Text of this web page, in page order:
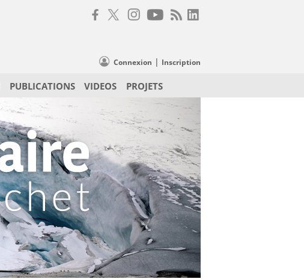
Connexion | Inscription
PUBLICATIONS VIDEOS PROJETS